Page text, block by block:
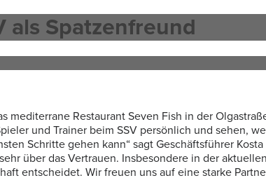
als Spatzenfreund
mediterrane Restaurant Seven Fish in der
und Trainer beim SSV persönlich und sehen,
Schritte gehen kann“ sagt Geschäftsführer
über das Vertrauen. Insbesondere in der
entscheidet. Wir freuen uns auf eine starke